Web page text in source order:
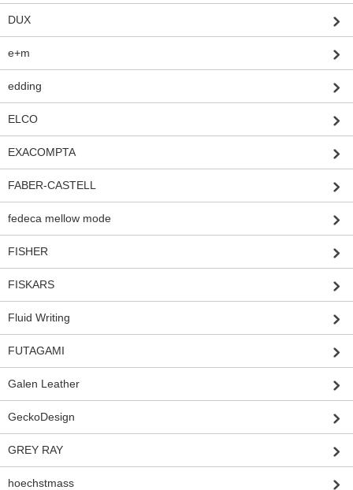
DUX
e+m
edding
ELCO
EXACOMPTA
FABER-CASTELL
fedeca mellow mode
FISHER
FISKARS
Fluid Writing
FUTAGAMI
Galen Leather
GeckoDesign
GREY RAY
hoechstmass